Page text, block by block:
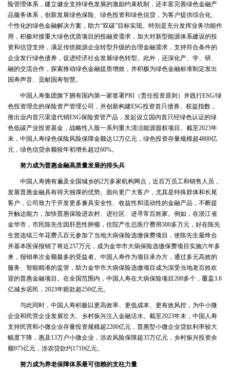
险管理体系，建立健全支持绿色发展的激励约束机制，还丰富完善绿色金融产
品服务体系，创新发展绿色保险、绿色投资和绿色信贷，为客户提供综合化、
个性化的绿色金融解决方案，助力“双碳”目标实现。特别是充分发挥业务功能作
用，积极对接重大绿色优质项目的投融资需求，加大对新型能源体系建设的投
资和信贷支持，满足传统能源企业转型升级的合理金融需求，支持符合条件的
企业发行绿色债券，促进经济社会发展绿色转型。此外，还深化产、学、研、
融的交流合作，探索推动绿色金融提质增效，并积极为绿色金融标准制定发出
国寿声音、贡献国寿智慧。
中国人寿集团旗下拥有国内第一家签署PRI（责任投资原则）并践行ESG/绿
色投资理念的保险资产管理公司，并创新构建ESG投资首只债券、权益指数，
推出业内首只渠道代销ESG保险资管产品，发起设立国内首只经绿色认证的绿
色低碳产业投资基金，战略性入股一系列重大清洁能源股权项目。截至2023年
末，中国人寿绿色保险风险保障金额达12万亿元，绿色投资存量规模超4800亿
元，绿色信贷余额较年初增长超过60%。
努力成为普惠金融高质量发展的排头兵
中国人寿拥有遍及全国城乡的2万多家机构网点，近百万员工和销售人员，
发展普惠金融具有得天独厚的优势。面向更广大客户，尤其是特殊群体和长尾
客户，公司致力于开发更多兼具安全性、收益性和流动性的金融产品，不断提
升触达能力，加快普惠保险进农村、进社区、进寻常百姓家。例如，在浙江省
金华市，市民陈先生因肝恶性肿瘤，住院产生总医疗费用300多万元，好在陈先
生曾连续三年花费几百元参加了当地大病保险选缴保费项目，使陈先生最终合
并基本医保报销了将近257万元，成为金华市大病保险选缴保费项目实施六年多
来，报销单次金额最多的受益者。中国人寿作为项目承办方，通过多元高效的
服务、智能精准的监管，助力金华市大病保险选缴项目成为深受当地老百姓欢
迎的普惠金融项目。在全国范围内，中国人寿在大病保险项目200多个，覆盖3.6
亿城乡居民，2023年赔款超250亿元。
与此同时，中国人寿积极以更高效率、更低成本、更有效风控，为中小微
企业和民营企业发展壮大、乡村振兴注入金融活水。截至2023年末，中国人寿
支持民营和小微企业存量投资规模超2200亿元，普惠型小微企业贷款利率较大
幅度下降，惠及13万户小微企业，涉农风险保障超35万亿元，乡村振兴投资余
额975亿元，涉农贷款约1710亿元。
努力成为养老保障体系最可信赖的支柱力量